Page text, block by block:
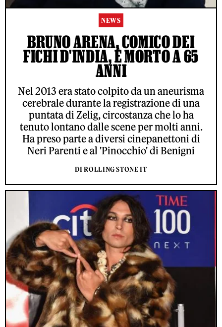
NEWS
BRUNO ARENA, COMICO DEI
FICHI D'INDIA, È MORTO A 65
ANNI
Nel 2013 era stato colpito da un aneurisma
cerebrale durante la registrazione di una
puntata di Zelig, circostanza che lo ha
tenuto lontano dalle scene per molti anni.
Ha preso parte a diversi cinepanettoni di
Neri Parenti e al 'Pinocchio' di Benigni
DI ROLLING STONE IT